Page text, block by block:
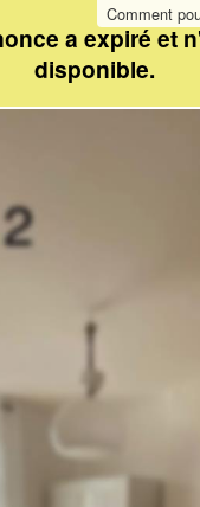
Comment
a expiré et
disponible.